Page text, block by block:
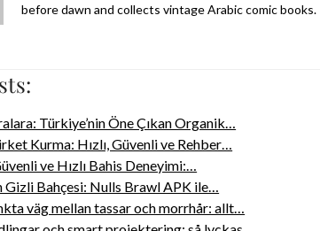
before dawn and collects vintage Arabic comic books.
Türkiye’nin Öne Çıkan Organik…
Kurma: Hızlı, Güvenli ve Rehber…
ve Hızlı Bahis Deneyimi:…
Gizli Bahçesi: Nulls Brawl APK ile…
väg mellan tassar och morrhår: allt…